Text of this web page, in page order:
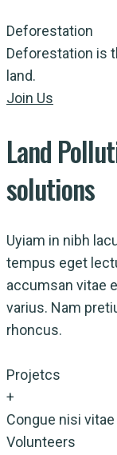
Deforestation
Deforestation is
land.
Join Us
Land
solutions
Uyiam in nibh
tempus eget
accumsan vitae
varius. Nam
rhoncus.
Projetcs
+
Congue nisi
Volunteers